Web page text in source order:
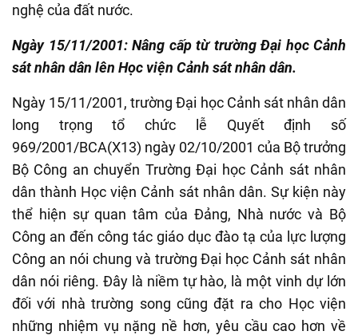
nghệ của đất nước.
Ngày 15/11/2001: Nâng cấp từ trường Đại học Cảnh
sát nhân dân lên Học viện Cảnh sát nhân dân.
Ngày 15/11/2001, trường Đại học Cảnh sát nhân dân
long trọng tổ chức lễ Quyết định số
969/2001/BCA(X13) ngày 02/10/2001 của Bộ trưởng
Bộ Công an chuyển Trường Đại học Cảnh sát nhân
dân thành Học viện Cảnh sát nhân dân. Sự kiện này
thể hiện sự quan tâm của Đảng, Nhà nước và Bộ
Công an đến công tác giáo dục đào tạ của lực lượng
Công an nói chung và trường Đại học Cảnh sát nhân
dân nói riêng. Đây là niềm tự hào, là một vinh dự lớn
đối với nhà trường song cũng đặt ra cho Học viện
những nhiệm vụ nặng nề hơn, yêu cầu cao hơn về